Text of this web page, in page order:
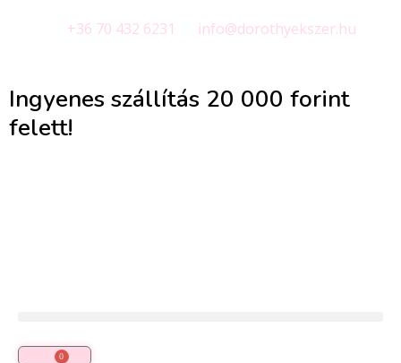
+36 70 432 6231 info@dorothyekszer.hu
Ingyenes szállítás 20 000 forint
felett!
0